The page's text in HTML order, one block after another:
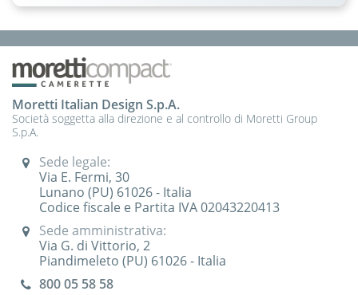
Moretti Italian Design S.p.A.
Società soggetta alla direzione e al controllo di Moretti Group
S.p.A.
Sede legale:
Via E. Fermi, 30
Lunano (PU) 61026 - Italia
Codice fiscale e Partita IVA 02043220413
Sede amministrativa:
Via G. di Vittorio, 2
Piandimeleto (PU) 61026 - Italia
800 05 58 58